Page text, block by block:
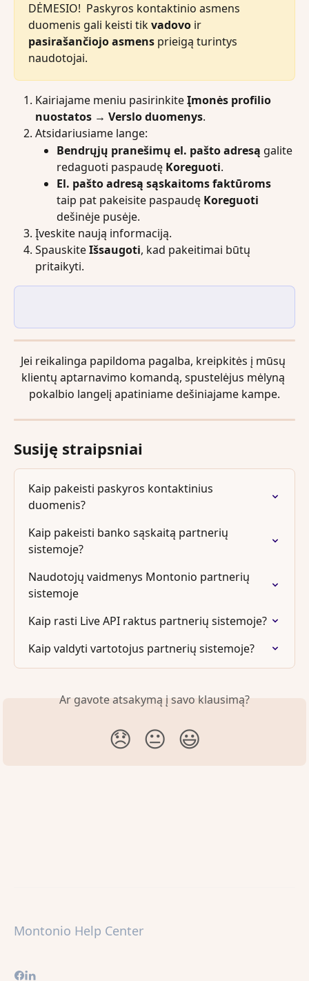
DĖMESIO!  Paskyros kontaktinio asmens
duomenis gali keisti tik vadovo ir
pasirašančiojo asmens prieigą turintys
naudotojai.
Kairiajame meniu pasirinkite Įmonės profilio
nuostatos → Verslo duomenys.
Atsidariusiame lange:
Bendrųjų pranešimų el. pašto adresą galite
redaguoti paspaudę Koreguoti.
El. pašto adresą sąskaitoms faktūroms
taip pat pakeisite paspaudę Koreguoti
dešinėje pusėje.
Įveskite naują informaciją.
Spauskite Išsaugoti, kad pakeitimai būtų
pritaikyti.
Jei reikalinga papildoma pagalba, kreipkitės į mūsų
klientų aptarnavimo komandą, spustelėjus mėlyną
pokalbio langelį apatiniame dešiniajame kampe.
Susiję straipsniai
Kaip pakeisti paskyros kontaktinius
duomenis?
Kaip pakeisti banko sąskaitą partnerių
sistemoje?
Naudotojų vaidmenys Montonio partnerių
sistemoje
Kaip rasti Live API raktus partnerių sistemoje?
Kaip valdyti vartotojus partnerių sistemoje?
Ar gavote atsakymą į savo klausimą?
😞 😐 😃
Montonio Help Center